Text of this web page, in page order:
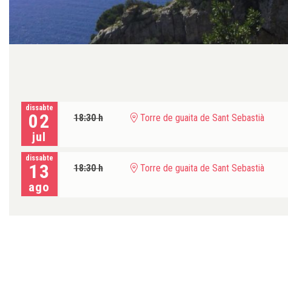
dissabte
02
jul
18:30 h Torre de guaita de Sant Sebastià
dissabte
13
ago
18:30 h Torre de guaita de Sant Sebastià